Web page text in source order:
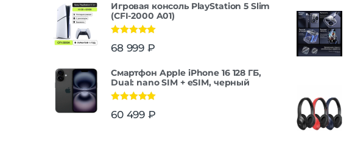
Игровая консоль PlayStation 5 Slim
(CFI-2000 A01)
из 5
68 999 ₽
Смартфон Apple iPhone 16 128 ГБ,
Dual: nano SIM + eSIM, черный
из 5
60 499 ₽